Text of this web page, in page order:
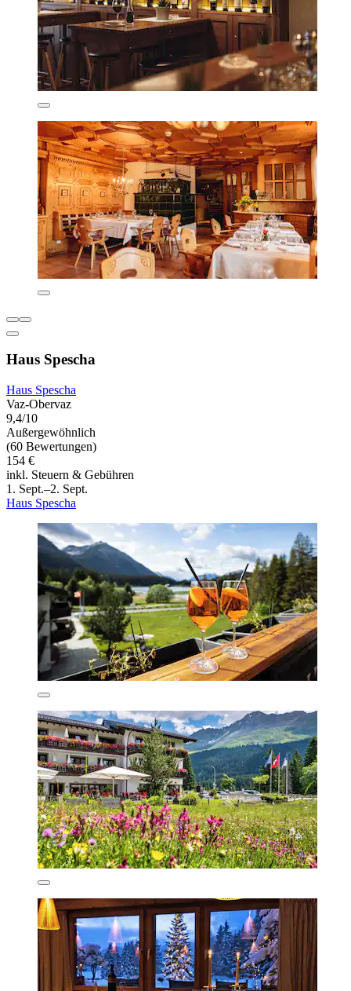
Haus Spescha
Haus Spescha
Vaz-Obervaz
9,4/10
Außergewöhnlich
(60 Bewertungen)
154 €
inkl. Steuern & Gebühren
1. Sept.–2. Sept.
Haus Spescha